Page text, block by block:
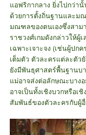
แอฟริกากลาง ยิ่งไปกว่า
ด้วยการตั้งถิ่นฐานและ
มณฑลของตนเองซึ่งสาม
ราชวงศ์เกมดังกล่าวให้ผู้
เฉพาะเจาะจง (เช่นผู้ปก
เต็มตัว ตัวละครแต่ละตัว
ยังมีพันธุศาสตร์พื้นฐานบ
แม่อาจส่งต่อลักษณะบาง
อาจเป็นทั้งเชิงบวกหรือเ
สัมพันธ์ของตัวละครกับผู้